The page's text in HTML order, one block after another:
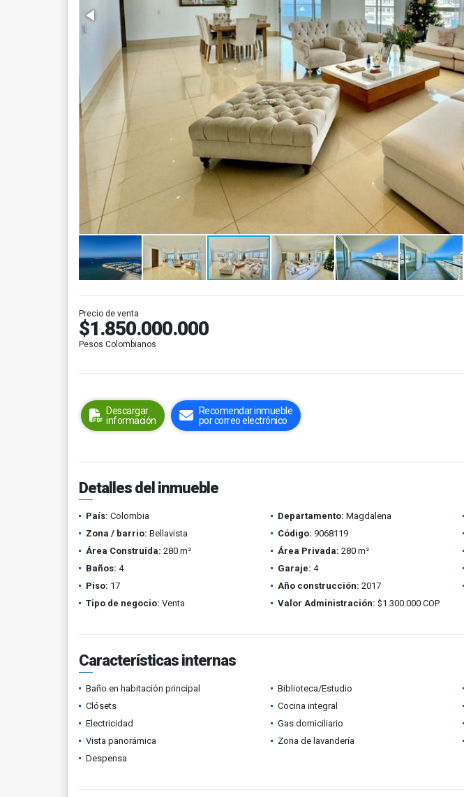
Precio de venta
$1.850.000.000
Pesos Colombianos
Descargar
información
Recomendar inmueble
por correo electrónico
Detalles del inmueble
País: Colombia Departamento: Magdalena
Zona / barrio: Bellavista Código: 9068119
Área Construida: 280 m² Área Privada: 280 m²
Baños: 4 Garaje: 4
Piso: 17 Año construcción: 2017
Tipo de negocio: Venta Valor Administración: $1.300.000 COP
Características internas
Baño en habitación principal Biblioteca/Estudio
Clósets
Cocina integral
Electricidad
Gas domiciliario
Vista panorámica
Zona de lavandería
Despensa